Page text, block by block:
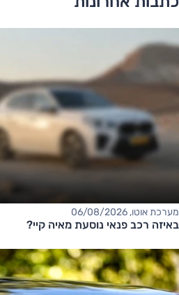
מערכת אוטו, 06/08/2026
באיזה רכב פנאי נוסעת מאיה קיי?